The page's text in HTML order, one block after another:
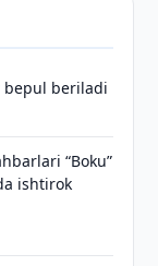
bepul beriladi
“Boku”
ishtirok